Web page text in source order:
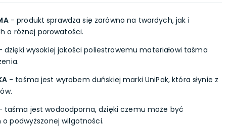
- produkt sprawdza się zarówno na twardych, jak i
o różnej porowatości.
dzięki wysokiej jakości poliestrowemu materiałowi taśma
- taśma jest wyrobem duńskiej marki UniPak, która słynie z
taśma jest wodoodporna, dzięki czemu może być
podwyższonej wilgotności.